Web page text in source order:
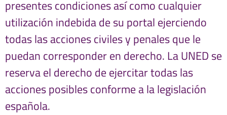
presentes condiciones así como cualquier
utilización indebida de su portal ejerciendo
todas las acciones civiles y penales que le
puedan corresponder en derecho. La UNED se
reserva el derecho de ejercitar todas las
acciones posibles conforme a la legislación
española.